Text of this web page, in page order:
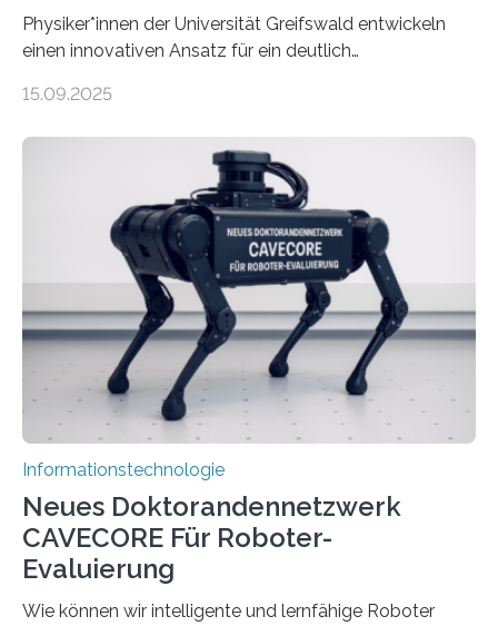
Physiker*innen der Universität Greifswald entwickeln
einen innovativen Ansatz für ein deutlich
Lösungsweg ist inspiriert vom menschlichen Gehirn. Die
stellt die heutige Computertechnik vor
Herausforderungen. Herkömmliche Silizium-
Prozessoren stoßen an ihre Grenzen: Sie verbrauchen
viel Energie, die Speicher- und Verarbeitungseinheiten
sind voneinander getrennt und die Datenübertragung
bremst komplexe Anwendungen aus. Da KI-Modelle
immer größer werden und riesige Datenmengen
verarbeiten müssen, steigt der Bedarf an neuen
Rechenarchitekturen. Neben Quantencomputern
rücken dabei insbesondere…
15.09.2025
Informationstechnologie
Neues Doktorandennetzwerk
CAVECORE Für Roboter-
Evaluierung
Wie können wir intelligente und lernfähige Roboter